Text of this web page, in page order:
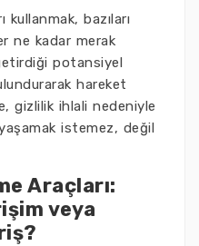
bazıları
ne kadar merak
potansiyel
hareket
gizlilik ihlali nedeniyle
istemez, değil
Araçları:
veya